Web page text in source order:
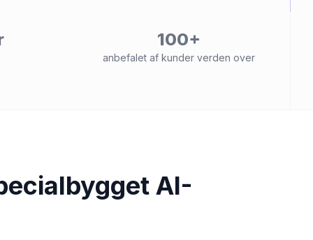
100+
anbefalet af kunder verden over
AI-